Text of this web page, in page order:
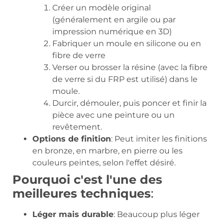
Créer un modèle original
(généralement en argile ou par
impression numérique en 3D)
Fabriquer un moule en silicone ou en
fibre de verre
Verser ou brosser la résine (avec la fibre
de verre si du FRP est utilisé) dans le
moule.
Durcir, démouler, puis poncer et finir la
pièce avec une peinture ou un
revêtement.
Options de finition: Peut imiter les finitions
en bronze, en marbre, en pierre ou les
couleurs peintes, selon l'effet désiré.
Pourquoi c'est l'une des
meilleures techniques:
Léger mais durable: Beaucoup plus léger